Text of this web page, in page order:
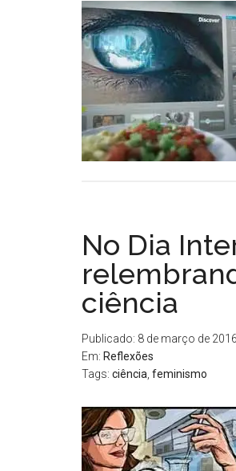
No Dia
ciência
Publicado: 8 de março de 2016
Em: Reflexões
Tags: ciência feminismo